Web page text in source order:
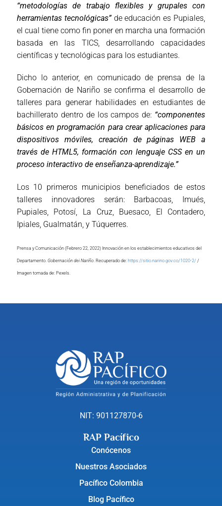
“metodologías de trabajo flexibles y grupales con
herramientas tecnológicas”de educación es Pupiales,
el cual tiene como fin poner en marcha una formación
basada en las TICS, desarrollando capacidades
científicas y tecnológicas para los estudiantes.
Dicho lo anterior, en comunicado de prensa de la
Gobernación de Nariño se confirma el desarrollo de
talleres para generar habilidades en estudiantes de
bachillerato dentro de los campos de: “componentes
básicos en programación para crear aplicaciones para
dispositivos móviles, creación de páginas WEB a
través de HTML5, formación con lenguaje CSS en un
proceso interactivo de enseñanza-aprendizaje.”
Los 10 primeros municipios beneficiados de estos
talleres innovadores serán: Barbacoas, Imués,
Pupiales, Potosí, La Cruz, Buesaco, El Contadero,
Ipiales, Gualmatán, y Túquerres.
Prensa y Comunicación (Febrero 22, 2022) Innovación en los establecimientos educativos del
Departamento. Gobernación dei Nariño. Recuperado de: https://sitio.narino.gov.co/1020-2//
Imagen tomada de: Pexels.
NIT: 901127870-6
RAP Pacífico
Conócenos
Nuestros Asociados
Pacífico Colombia
Blog Pacífico